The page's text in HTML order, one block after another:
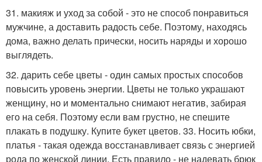
31. макияж и уход за собой - это не способ понравиться
мужчине, а доставить радость себе. Поэтому, находясь
дома, важно делать прически, носить наряды и хорошо
выглядеть.
32. дарить себе цветы - один самых простых способов
повысить уровень энергии. Цветы не только украшают
женщину, но и моментально снимают негатив, забирая
его на себя. Поэтому если вам грустно, не спешите
плакать в подушку. Купите букет цветов. 33. Носить юбки,
платья - такая одежда восстанавливает связь с энергией
рода по женской линии. Есть правило - не надевать брюк